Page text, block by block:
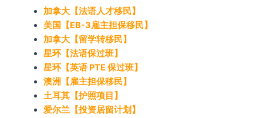
加拿大【法语人才移民】
美国【EB-3雇主担保移民】
加拿大【留学转移民】
星环【法语保过班】
星环【英语 PTE 保过班】
澳洲【雇主担保移民】
土耳其【护照项目】
爱尔兰【投资居留计划】